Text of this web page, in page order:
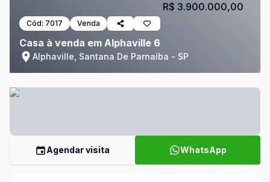
Cód: 7017 Venda
Casa à venda em Alphaville 6
Alphaville, Santana De Parnaíba - SP
R$ 3.900.000,00
Agendar visita WhatsApp